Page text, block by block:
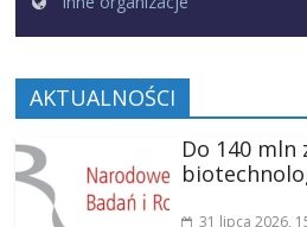
AKTUALNOŚCI
Do 140 mln
31 lipca 2026,